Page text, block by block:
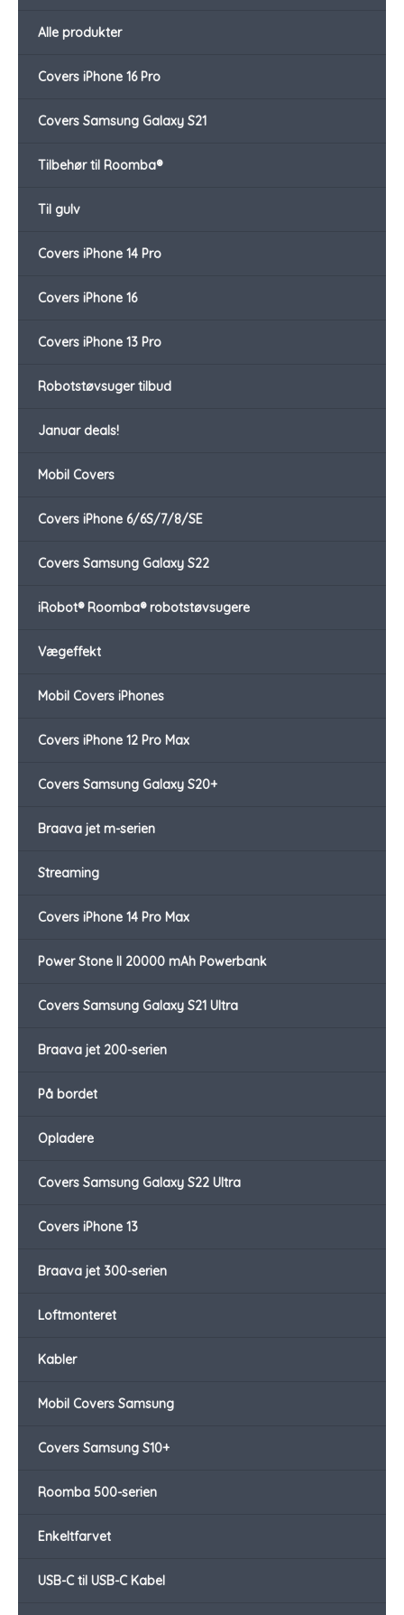
Alle produkter
Covers iPhone 16 Pro
Covers Samsung Galaxy S21
Tilbehør til Roomba®
Til gulv
Covers iPhone 14 Pro
Covers iPhone 16
Covers iPhone 13 Pro
Robotstøvsuger tilbud
Januar deals!
Mobil Covers
Covers iPhone 6/6S/7/8/SE
Covers Samsung Galaxy S22
iRobot® Roomba® robotstøvsugere
Vægeffekt
Mobil Covers iPhones
Covers iPhone 12 Pro Max
Covers Samsung Galaxy S20+
Braava jet m-serien
Streaming
Covers iPhone 14 Pro Max
Power Stone II 20000 mAh Powerbank
Covers Samsung Galaxy S21 Ultra
Braava jet 200-serien
På bordet
Opladere
Covers Samsung Galaxy S22 Ultra
Covers iPhone 13
Braava jet 300-serien
Loftmonteret
Kabler
Mobil Covers Samsung
Covers Samsung S10+
Roomba 500-serien
Enkeltfarvet
USB-C til USB-C Kabel